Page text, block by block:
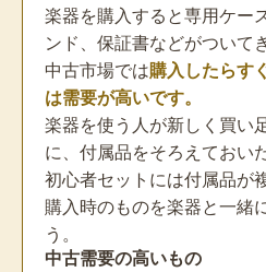
楽器を購入すると専用ケー
ンド、保証書などがついて
中古市場では購入したらす
は需要が高いです。
楽器を使う人が新しく買い
に、付属品をそろえておい
初心者セットには付属品が
購入時のものを楽器と一緒
う。
中古需要の高いもの